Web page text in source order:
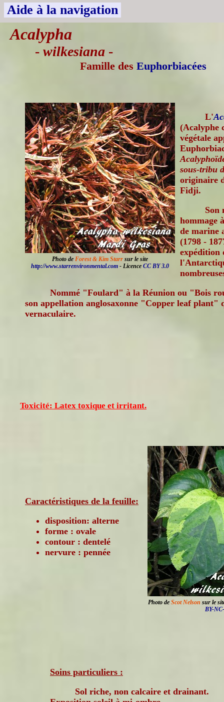
Aide à la navigation
Acalypha
- wilkesiana -
Famille des Euphorbiacées
Photo de Forest & Kim Starr sur le site
http://www.starrenvironmental.com - Licence CC BY 3.0
L'
(Acalyphe
végétale
sous-tribu
originaire
Fidji.
Son
hommage
de marine
(1798 -
expédition
Nommé "Foulard" à la Réunion ou "Bois
son appellation anglosaxonne "Copper leaf plant"
vernaculaire.
Toxicité: Latex toxique et irritant.
Photo de Scot Nelson sur le
BY-
Caractéristiques de la feuille:
disposition: alterne
forme : ovale
contour : dentelé
nervure : pennée
Soins particuliers :
Sol riche, non calcaire et drainant.